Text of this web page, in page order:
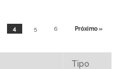
4 5 6 Próximo »
Tipo